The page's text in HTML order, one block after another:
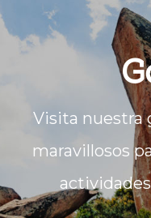
Visita nuestra
maravillosos